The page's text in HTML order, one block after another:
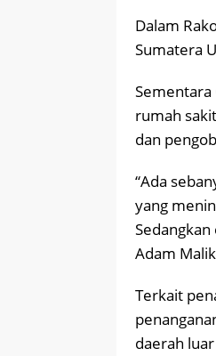
Dalam
Sumatera
Sementara
rumah
dan
“Ada
yang
Adam
Terkait
daerah